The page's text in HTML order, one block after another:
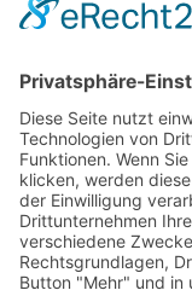
Service-Team
05021-8650320
Diese E-Mail-Adresse
muss JavaScript
Wir sind Mitglied